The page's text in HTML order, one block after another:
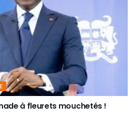
à fleurets mouchetés !